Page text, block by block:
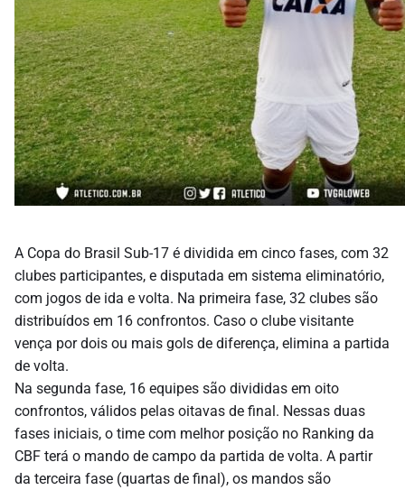
A Copa do Brasil Sub-17 é dividida em cinco fases, com 32
clubes participantes, e disputada em sistema eliminatório,
com jogos de ida e volta. Na primeira fase, 32 clubes são
distribuídos em 16 confrontos. Caso o clube visitante
vença por dois ou mais gols de diferença, elimina a partida
de volta.
Na segunda fase, 16 equipes são divididas em oito
confrontos, válidos pelas oitavas de final. Nessas duas
fases iniciais, o time com melhor posição no Ranking da
CBF terá o mando de campo da partida de volta. A partir
da terceira fase (quartas de final), os mandos são